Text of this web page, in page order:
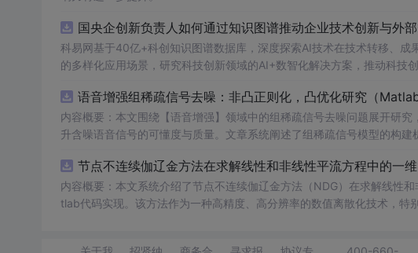
国央企创新负责人如何通过知识图谱推动企业技术创新与外
科易网基于40亿+科创知识图谱数据库，深度探索AI技术在技术转移、
的多样化应用场景，研究科技创新领域的AI+数智化解决方案，推动科技
语音增强组稀疏信号去噪：非凸正则化，凸优化研究（Matlab
内容概要：本文围绕【语音增强】领域中的组稀疏信号去噪问题展开研
升含噪语音信号的可懂度与质量。文章系统阐述了组稀疏信号模型的构
语音信号预处理、稀疏系数求解、去噪重构等关键环节，并配套提供可
数学可处理性的同时显著增强了去噪性能，尤其适用于低信噪比环境下的语音恢复任务。; 适合人群：具备一定
理论基础，熟悉稀疏表示与最优化方法，且拥有Matlab编程能力的研究
节点不连续伽辽金方法在求解线性和非线性平流方程中的一
内容概要：本文系统介绍了节点不连续伽辽金方法（NDG）在求解线性
tlab代码实现。该方法作为一种高精度、高分辨率的数值离散化技术，